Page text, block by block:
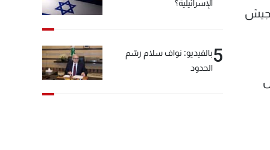
الإسرائيلية؟
5بالفيديو: نواف سلام رسّم
الحدود